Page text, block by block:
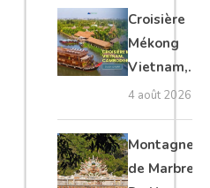
authentique
Croisière
Mékong
Vietnam,
Cambodge
et Laos :
guide
complet
4 août 2026
Montagnes
de Marbre à